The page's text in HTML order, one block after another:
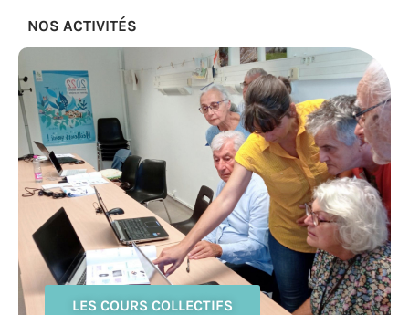
NOS ACTIVITÉS
LES COURS COLLECTIFS